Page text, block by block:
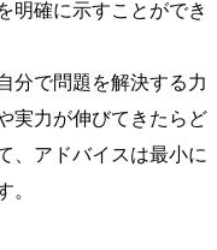
明確に示すことができ
分で問題を解決する力
実力が伸びてきたらど
、アドバイスは最小に